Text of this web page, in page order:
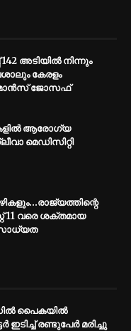
അടിയില്‍ നിന്നും
കേരളം
മോന്‍സ് ജോസഫ്
ആരോഗ്യ
മെഡിസിറ്റി
11 വരെ ശക്തമായ
സാധ്യത
പൈകയിൽ
ഇടിച്ച് രണ്ടുപേർ മരിച്ചു